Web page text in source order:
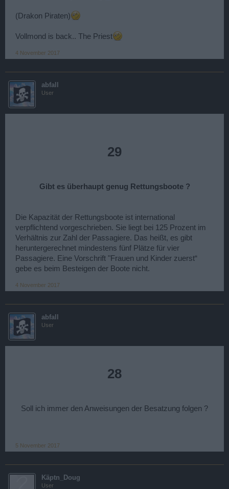
(Drakon Piraten)
Vollmond is back.. The Priest
4 November 2017
abfall
User
29
Gibt es überhaupt genug Rettungsboote ?
Die Kapazität der Rettungsboote ist international
verpflichtend vorgeschrieben. Sie liegt bei 125 Prozent im
Verhältnis zur Zahl der Passagiere. Das heißt, es gibt
heruntergerechnet mindestens fünf Plätze für vier
Passagiere. Eine Vorschrift "Frauen und Kinder zuerst“
gebe es beim Besteigen der Boote nicht.
4 November 2017
abfall
User
28
Soll ich immer den Anweisungen der Besatzung folgen ?
5 November 2017
Käptn_Doug
User